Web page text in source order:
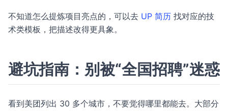
不知道怎么提炼项目亮点的，可以去 UP 简历 找对应的技
术类模板，把描述改得更具象。
避坑指南：别被“全国招聘”迷惑
看到美团列出 30 多个城市，不要觉得哪里都能去。大部分